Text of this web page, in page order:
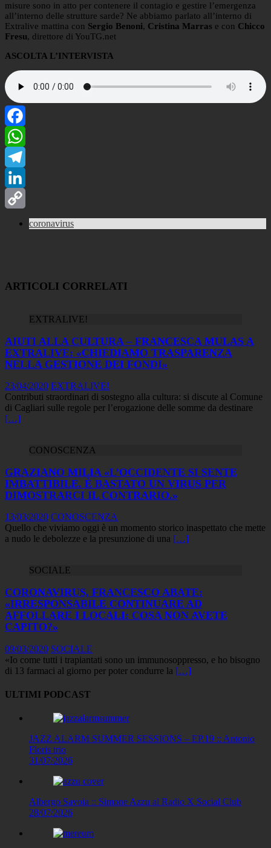
misure sono in atto per contenere il contagio e gestire l’emergenza
all’interno delle strutture sarde? Ne abbiamo parlato all’interno di
Extralive mattina con Sergio Benoni, Cristina Marras e con Chicco
Fresu, direttore di YouTG.net
ASCOLTA L’INTERVISTA
Facebook
WhatsApp
Telegram
LinkedIn
coronavirus
ARTICOLI CORRELATI
EXTRALIVE!
AIUTI ALLA CULTURA – FRANCESCA MULAS A
EXTRALIVE: «CHIEDIAMO TRASPARENZA
NELLA GESTIONE DEI FONDI»
23/04/2020 EXTRALIVE!
Contributi straordinari di sostegno alla cultura: si discute al Comune
di Cagliari sulle regole per l’erogazione delle somme da destinare
[…]
CONOSCENZA
GRAZIANO MILIA «L’OCCIDENTE SI SENTE
IMBATTIBILE. È BASTATO UN VIRUS PER
DIMOSTRARCI IL CONTRARIO.»
13/03/2020 CONOSCENZA
Quello che viviamo oggi è un momento storico inaspettato che mette
a nudo le debolezze e la presunzione di una […]
SOCIALE
CORONAVIRUS, FRANCESCO ABATE:
«IRRESPONSABILE CONTINUARE AD
AFFOLLARE I LOCALI: COSA NON AVETE
CAPITO?»
09/03/2020 SOCIALE
«Io come tutti i trapiantati sono un immunosoppresso, e ho bisogno
di 13 farmaci al giorno per poter condurre la […]
ULTIMI PODCAST
JAZZ ALARM SUMMER SESSIONS – EP.19 :: Antonio
Floris trio
31/07/2026
Albergo Savoia :: Simone Azzu al Radio X Social Club
28/07/2026